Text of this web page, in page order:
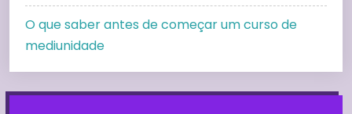
O que saber antes de começar um curso de
mediunidade